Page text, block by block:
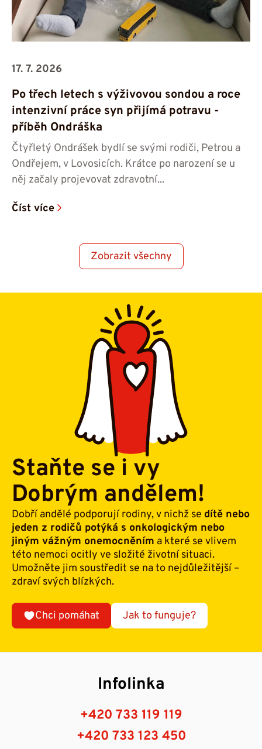
17. 7. 2026
Po třech letech s výživovou sondou a roce
intenzivní práce syn přijímá potravu -⁠⁠⁠⁠⁠⁠
příběh Ondráška
Čtyřletý Ondrášek bydlí se svými rodiči, Petrou a
Ondřejem, v Lovosicích. Krátce po narození se u
něj začaly projevovat zdravotní...
Číst více
Zobrazit všechny
Staňte se i vy
Dobrým andělem!
Dobří andělé podporují rodiny, v nichž se dítě nebo
jeden z rodičů potýká s onkologickým nebo
jiným vážným onemocněním a které se vlivem
této nemoci ocitly ve složité životní situaci.
Umožněte jim soustředit se na to nejdůležitější –
zdraví svých blízkých.
Chci pomáhat Jak to funguje?
Infolinka
+420 733 119 119
+420 733 123 450